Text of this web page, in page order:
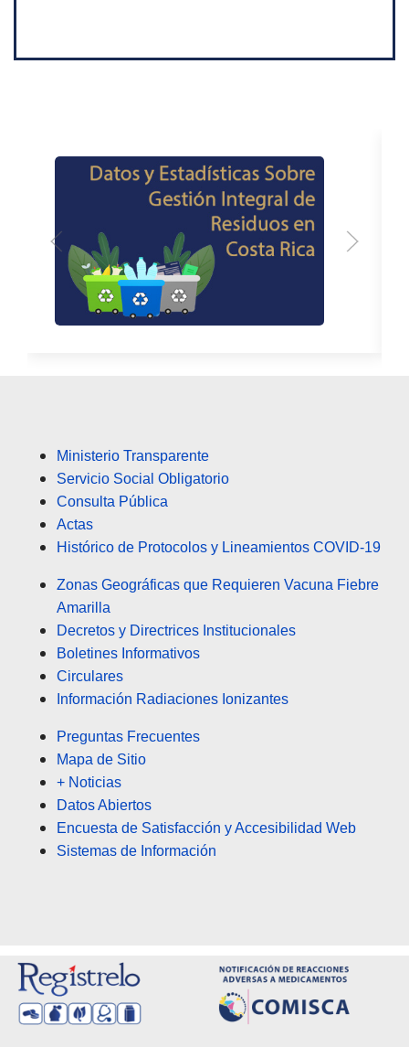
Ministerio Transparente
Servicio Social Obligatorio
Consulta Pública
Actas
Histórico de Protocolos y Lineamientos COVID-19
Zonas Geográficas que Requieren Vacuna Fiebre
Amarilla
Decretos y Directrices Institucionales
Boletines Informativos
Circulares
Información Radiaciones Ionizantes
Preguntas Frecuentes
Mapa de Sitio
+ Noticias
Datos Abiertos
Encuesta de Satisfacción y Accesibilidad Web
Sistemas de Información